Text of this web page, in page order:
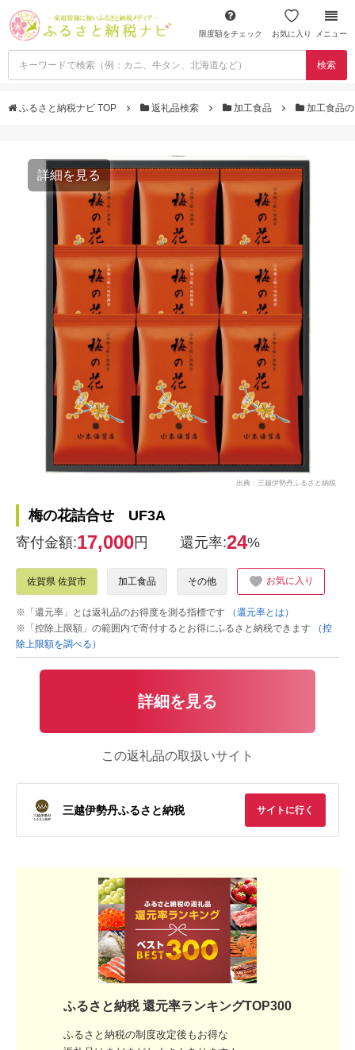
限度額をチェック お気に入り メニュー
検索
ふるさと納税ナビ TOP 返礼品検索 加工食品 加工食品
詳細を見る
出典：三越伊勢丹ふるさと納税
梅の花詰合せ UF3A
寄付金額:17,000円 還元率:24%
佐賀県 佐賀市 加工食品 その他 お気に入り
※「還元率」とは返礼品のお得度を測る指標です
（還元率とは）
※「控除上限額」の範囲内で寄付するとお得にふるさと納税できます
（控
除上限額を調べる）
詳細を見る
この返礼品の取扱いサイト
三越伊勢丹ふるさと納税 サイトに行く
ふるさと納税 還元率ランキングTOP300
ふるさと納税の制度改定後もお得な